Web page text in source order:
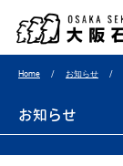
Home お知らせ
お知らせ